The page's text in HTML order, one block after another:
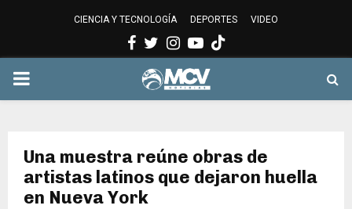
CIENCIA Y TECNOLOGÍA DEPORTES VIDEO
Facebook
Twitter
Instagram
Youtube
PRIMARY
Una muestra reúne obras de
artistas latinos que dejaron huella
en Nueva York